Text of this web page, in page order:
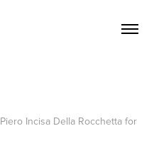
Incisa Della Rocchetta for